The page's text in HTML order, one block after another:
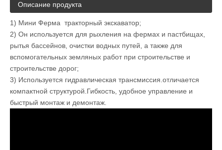
Описание продукта
1) Мини Ферма тракторный экскаватор;
2) Он используется для рыхления на фермах и пастбищах,
рытья бассейнов, очистки водных путей, а также для
вспомогательных земляных работ при строительстве и
строительстве дорог;
3) Используется гидравлическая трансмиссия.отличается
компактной структурой.Гибкость, удобное управление и
быстрый монтаж и демонтаж.